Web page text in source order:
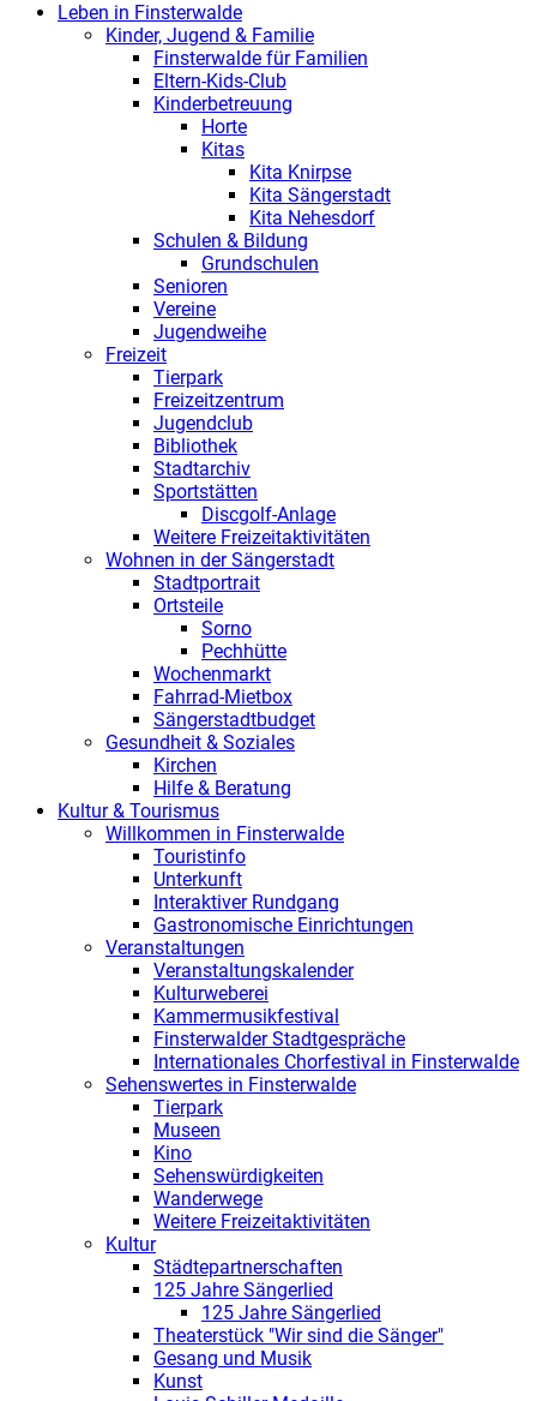
Leben in Finsterwalde
Kinder, Jugend & Familie
Finsterwalde für Familien
Eltern-Kids-Club
Kinderbetreuung
Horte
Kitas
Kita Knirpse
Kita Sängerstadt
Kita Nehesdorf
Schulen & Bildung
Grundschulen
Senioren
Vereine
Jugendweihe
Freizeit
Tierpark
Freizeitzentrum
Jugendclub
Bibliothek
Stadtarchiv
Sportstätten
Discgolf-Anlage
Weitere Freizeitaktivitäten
Wohnen in der Sängerstadt
Stadtportrait
Ortsteile
Sorno
Pechhütte
Wochenmarkt
Fahrrad-Mietbox
Sängerstadtbudget
Gesundheit & Soziales
Kirchen
Hilfe & Beratung
Kultur & Tourismus
Willkommen in Finsterwalde
Touristinfo
Unterkunft
Interaktiver Rundgang
Gastronomische Einrichtungen
Veranstaltungen
Veranstaltungskalender
Kulturweberei
Kammermusikfestival
Finsterwalder Stadtgespräche
Internationales Chorfestival in Finsterwalde
Sehenswertes in Finsterwalde
Tierpark
Museen
Kino
Sehenswürdigkeiten
Wanderwege
Weitere Freizeitaktivitäten
Kultur
Städtepartnerschaften
125 Jahre Sängerlied
125 Jahre Sängerlied
Theaterstück "Wir sind die Sänger"
Gesang und Musik
Kunst